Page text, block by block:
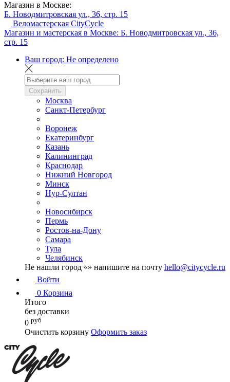
Магазин в Москве:
Б. Новодмитровская ул., 36, стр. 15
Веломастерская CityCycle
Магазин и мастерская в Москве: Б. Новодмитровская ул., 36,
стр. 15
Ваш город: Не определено
Сохранить
Москва
Санкт-Петербург
Воронеж
Екатеринбург
Казань
Калининград
Краснодар
Нижний Новгород
Минск
Нур-Султан
Новосибирск
Пермь
Ростов-на-Дону
Самара
Тула
Челябинск
Не нашли город «» напишите на почту hello@citycycle.ru
Войти
0 Корзина
Итого
без доставки
0 руб
Очистить корзину Оформить заказ